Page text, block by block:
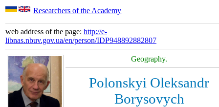
Researchers of the Academy
web address of the page: http://e-
libnas.nbuv.gov.ua/en/person/IDP948892882807
Geography.
Polonskyi Oleksandr
Borysovych